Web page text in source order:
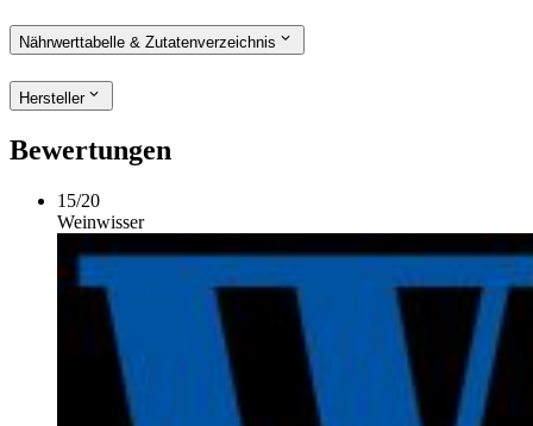
Nährwerttabelle & Zutatenverzeichnis
Hersteller
Bewertungen
15/20
Weinwisser